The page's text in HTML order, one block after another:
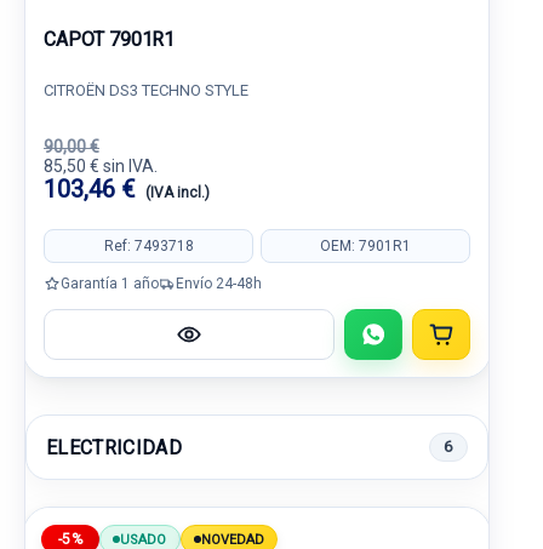
CAPOT 7901R1
CITROËN DS3 TECHNO STYLE
90,00 €
85,50 € sin IVA.
103,46 € (IVA incl.)
Ref: 7493718 OEM: 7901R1
Garantía 1 año Envío 24-48h
ELECTRICIDAD 6
-5% USADO NOVEDAD